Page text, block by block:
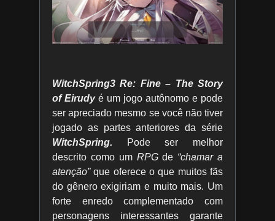
WitchSpring3 Re: Fine – The Story
of Eirudyé um jogo autônomo e pode
ser apreciado mesmo se você não tiver
jogado as partes anteriores da série
WitchSpring. Pode ser melhor
descrito como um RPGde “chamar a
atenção”que oferece o que muitos fãs
do gênero exigiriam e muito mais. Um
forte enredo complementado com
personagens interessantes garante